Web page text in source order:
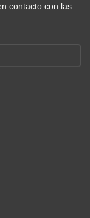
contacto con las